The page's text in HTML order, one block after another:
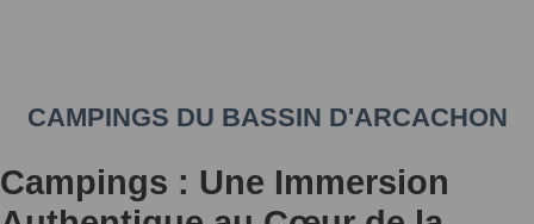
CAMPINGS DU BASSIN D'ARCACHON
Campings : Une Immersion